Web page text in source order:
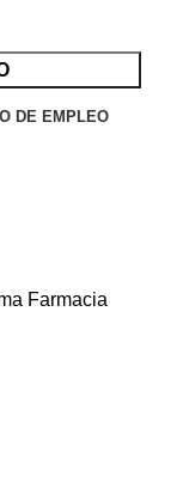
DE EMPLEO
Farmacia